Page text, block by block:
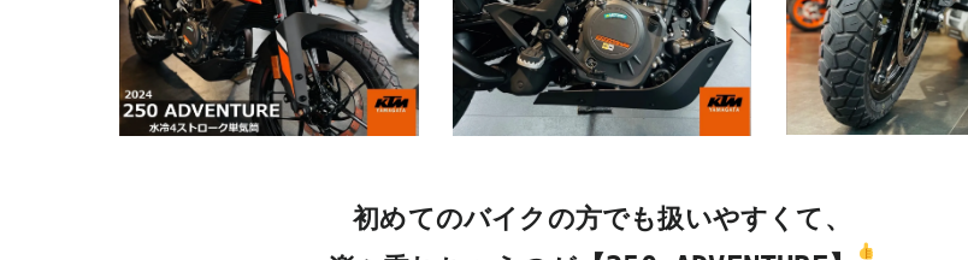
初めてのバイクの方でも扱いやすくて、